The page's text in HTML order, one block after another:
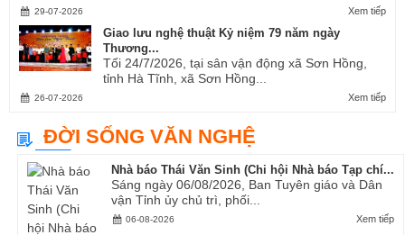
Xem tiếp
29-07-2026
Giao lưu nghệ thuật Kỷ niệm 79 năm ngày
Thương...
Tối 24/7/2026, tại sân vận động xã Sơn Hồng,
tỉnh Hà Tĩnh, xã Sơn Hồng...
Xem tiếp
26-07-2026
ĐỜI SỐNG VĂN NGHỆ
Nhà báo Thái Văn Sinh (Chi hội Nhà báo Tạp chí...
Sáng ngày 06/08/2026, Ban Tuyên giáo và Dân
vận Tỉnh ủy chủ trì, phối...
Xem tiếp
06-08-2026